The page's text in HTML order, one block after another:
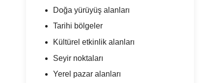
Doğa yürüyüş alanları
Tarihi bölgeler
Kültürel etkinlik alanları
Seyir noktaları
Yerel pazar alanları